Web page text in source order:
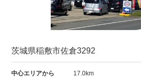
茨城県稲敷市佐倉3292
中心エリアから 17.0km